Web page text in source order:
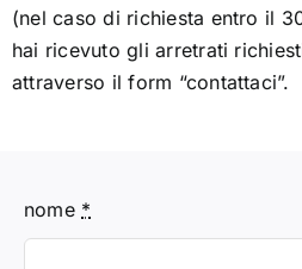
faq
contattaci
(nel caso di richiesta entro il
hai ricevuto gli arretrati
attraverso il form “contattaci”.
nome *